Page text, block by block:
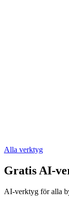
Alla verktyg
Gratis AI-
AI-verktyg för alla